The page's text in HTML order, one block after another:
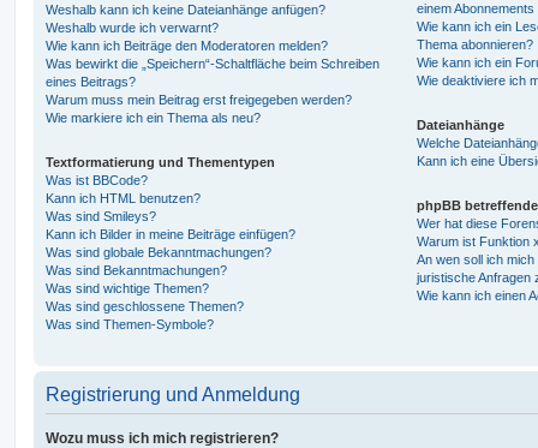
Weshalb kann ich keine Dateianhänge anfügen?
Weshalb wurde ich verwarnt?
Wie kann ich Beiträge den Moderatoren melden?
Was bewirkt die „Speichern“-Schaltfläche beim Schreiben
eines Beitrags?
Warum muss mein Beitrag erst freigegeben werden?
Wie markiere ich ein Thema als neu?
Textformatierung und Thementypen
Was ist BBCode?
Kann ich HTML benutzen?
Was sind Smileys?
Kann ich Bilder in meine Beiträge einfügen?
Was sind globale Bekanntmachungen?
Was sind Bekanntmachungen?
Was sind wichtige Themen?
Was sind geschlossene Themen?
Was sind Themen-Symbole?
einem
Wie kann ich ein
Thema abonnieren?
Wie kann ich ein
Wie deaktiviere ich
Dateianhänge
Welche
Kann ich eine
phpBB
Wer hat diese
Warum ist Funktion
An wen soll ich
juristische Anfragen
Wie kann ich einen
Registrierung und Anmeldung
Wozu muss ich mich registrieren?